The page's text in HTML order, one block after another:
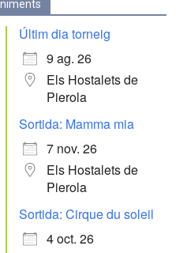
Últim dia torneig
9 ag. 26
Els Hostalets de
Pierola
Sortida: Mamma mia
7 nov. 26
Els Hostalets de
Pierola
Sortida: Cirque du soleil
4 oct. 26